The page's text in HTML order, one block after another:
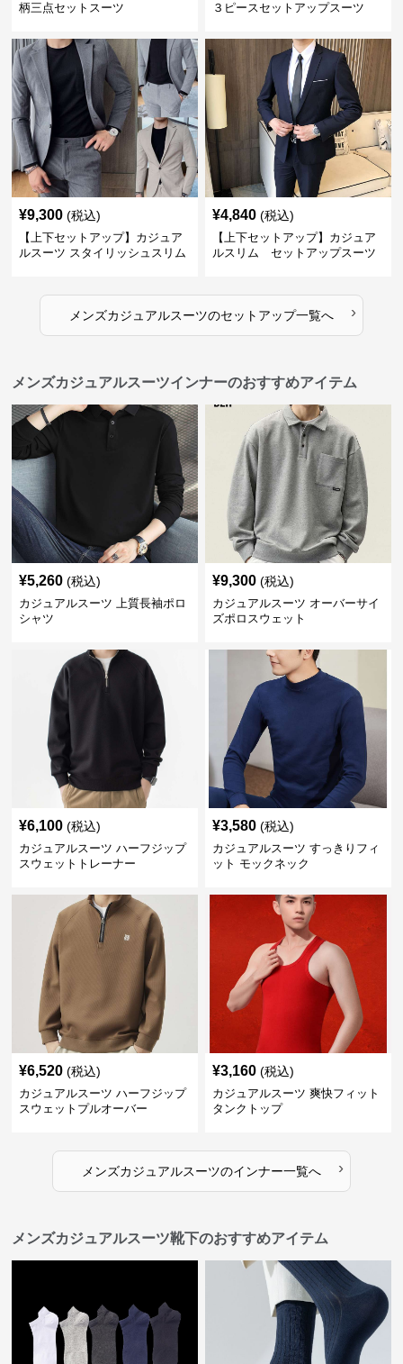
柄三点セットスーツ
３ピースセットアップスーツ
¥9,300 (税込)
【上下セットアップ】カジュア
ルスーツ スタイリッシュスリム
¥4,840 (税込)
【上下セットアップ】カジュア
ルスリム セットアップスーツ
メンズカジュアルスーツのセットアップ一覧へ ›
メンズカジュアルスーツインナーのおすすめアイテム
¥5,260 (税込)
カジュアルスーツ 上質長袖ポロ
シャツ
¥9,300 (税込)
カジュアルスーツ オーバーサイ
ズポロスウェット
¥6,100 (税込)
カジュアルスーツ ハーフジップ
スウェットトレーナー
¥3,580 (税込)
カジュアルスーツ すっきりフィ
ット モックネック
¥6,520 (税込)
カジュアルスーツ ハーフジップ
スウェットプルオーバー
¥3,160 (税込)
カジュアルスーツ 爽快フィット
タンクトップ
メンズカジュアルスーツのインナー一覧へ ›
メンズカジュアルスーツ靴下のおすすめアイテム